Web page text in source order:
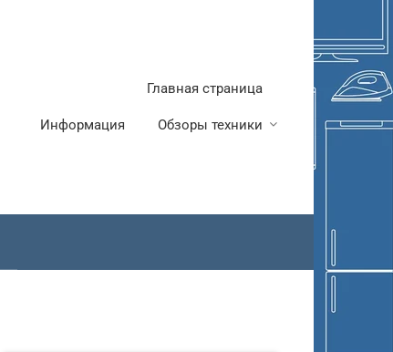
Главная страница
Информация Обзоры техники